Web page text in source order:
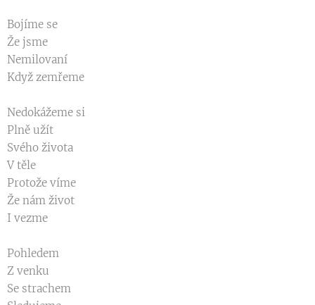
Bojíme se
Že jsme
Nemilovaní
Když zemřeme
Nedokážeme si
Plně užít
Svého života
V těle
Protože víme
Že nám život
I vezme
Pohledem
Z venku
Se strachem